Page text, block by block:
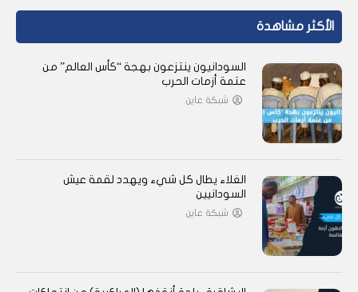
الأكثر مشاهدة
السودانيون ينتزعون بهجة “كأس العالم” من
عتمة أزمات الحرب
شبكة عاين
الغلاء يطال كل شيء ويهدد لقمة عيش
السودانيين
شبكة عاين